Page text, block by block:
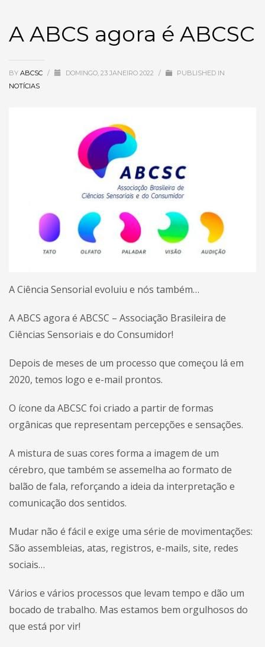
A ABCS agora é ABCSC
BY ABCSC / DOMINGO, 23 JANEIRO 2022 /
PUBLISHED IN
NOTÍCIAS
A Ciência Sensorial evoluiu e nós também…
A ABCS agora é ABCSC – Associação Brasileira de
Ciências Sensoriais e do Consumidor!
Depois de meses de um processo que começou lá em
2020, temos logo e e-mail prontos.
O ícone da ABCSC foi criado a partir de formas
orgânicas que representam percepções e sensações.
A mistura de suas cores forma a imagem de um
cérebro, que também se assemelha ao formato de
balão de fala, reforçando a ideia da interpretação e
comunicação dos sentidos.
Mudar não é fácil e exige uma série de movimentações:
São assembleias, atas, registros, e-mails, site, redes
sociais…
Vários e vários processos que levam tempo e dão um
bocado de trabalho. Mas estamos bem orgulhosos do
que está por vir!